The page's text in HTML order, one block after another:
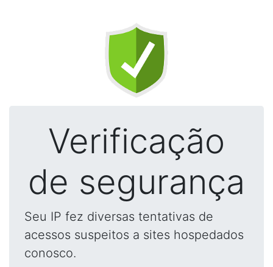
Verificação
de segurança
Seu IP fez diversas tentativas de
acessos suspeitos a sites hospedados
conosco.